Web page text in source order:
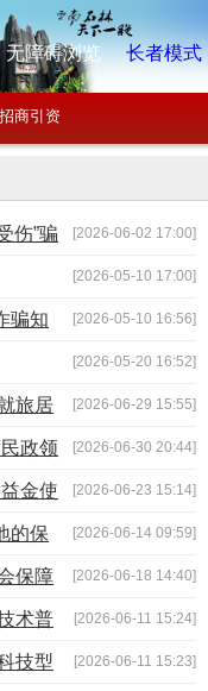
无障碍浏览 长者模式
招商引资
[2026-06-02 17:00]
伤”骗
[2026-05-10 17:00]
[2026-05-10 16:56]
骗知
[2026-05-20 16:52]
[2026-06-29 15:55]
旅居
[2026-06-30 20:44]
政领
划的公示[2026-06-23 15:14]
金使
[2026-06-14 09:59]
的保
[2026-06-18 14:40]
保障
[2026-06-11 15:24]
术普
[2026-06-11 15:23]
技型